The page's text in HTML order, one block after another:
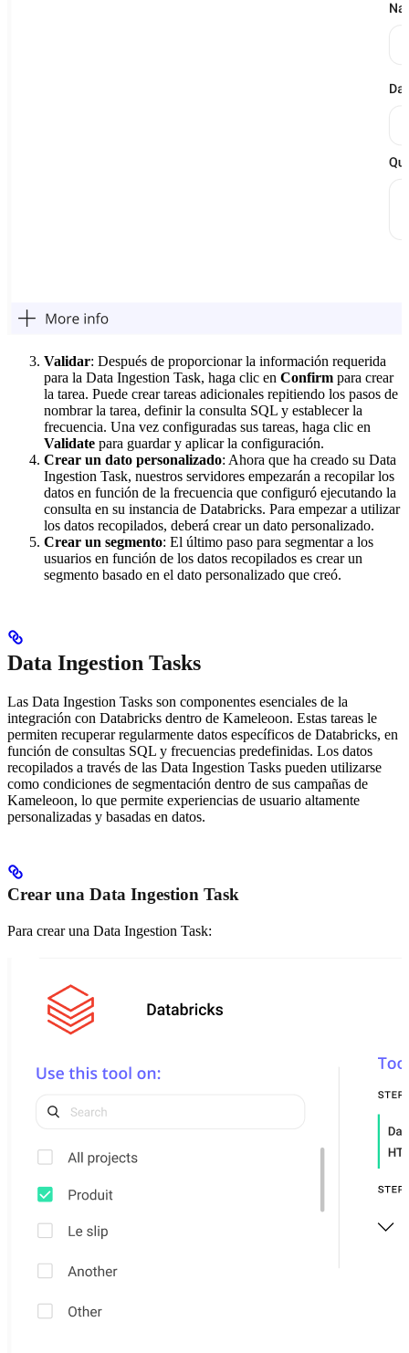
Validar: Después de proporcionar la información requerida
para la Data Ingestion Task, haga clic en Confirm para crear
la tarea. Puede crear tareas adicionales repitiendo los pasos de
nombrar la tarea, definir la consulta SQL y establecer la
frecuencia. Una vez configuradas sus tareas, haga clic en
Validate para guardar y aplicar la configuración.
Crear un dato personalizado: Ahora que ha creado su Data
Ingestion Task, nuestros servidores empezarán a recopilar los
datos en función de la frecuencia que configuró ejecutando la
consulta en su instancia de Databricks. Para empezar a utilizar
los datos recopilados, deberá crear un dato personalizado.
Crear un segmento: El último paso para segmentar a los
usuarios en función de los datos recopilados es crear un
segmento basado en el dato personalizado que creó.
Data Ingestion Tasks
Las Data Ingestion Tasks son componentes esenciales de la
integración con Databricks dentro de Kameleoon. Estas tareas le
permiten recuperar regularmente datos específicos de Databricks, en
función de consultas SQL y frecuencias predefinidas. Los datos
recopilados a través de las Data Ingestion Tasks pueden utilizarse
como condiciones de segmentación dentro de sus campañas de
Kameleoon, lo que permite experiencias de usuario altamente
personalizadas y basadas en datos.
Crear una Data Ingestion Task
Para crear una Data Ingestion Task: